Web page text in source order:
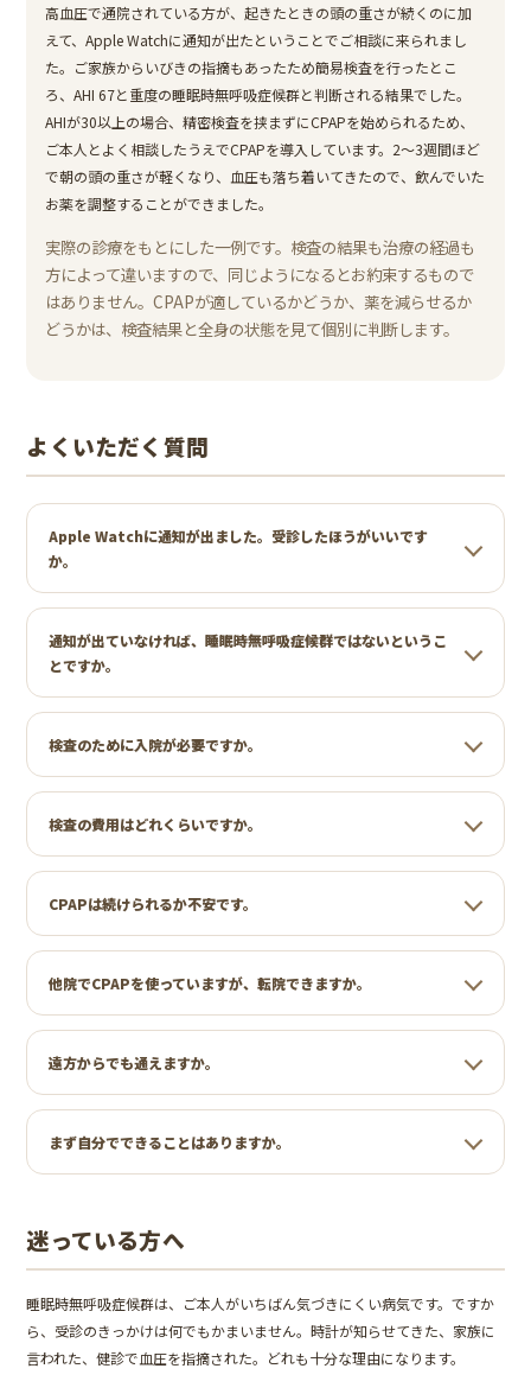
高血圧で通院されている方が、起きたときの頭の重さが続くのに加
えて、Apple Watchに通知が出たということでご相談に来られまし
た。ご家族からいびきの指摘もあったため簡易検査を行ったとこ
ろ、AHI 67と重度の睡眠時無呼吸症候群と判断される結果でした。
AHIが30以上の場合、精密検査を挟まずにCPAPを始められるため、
ご本人とよく相談したうえでCPAPを導入しています。2〜3週間ほど
で朝の頭の重さが軽くなり、血圧も落ち着いてきたので、飲んでいた
お薬を調整することができました。
実際の診療をもとにした一例です。検査の結果も治療の経過も
方によって違いますので、同じようになるとお約束するもので
はありません。CPAPが適しているかどうか、薬を減らせるか
どうかは、検査結果と全身の状態を見て個別に判断します。
よくいただく質問
Apple Watchに通知が出ました。受診したほうがいいです
か。
通知が出ていなければ、睡眠時無呼吸症候群ではないというこ
とですか。
検査のために入院が必要ですか。
検査の費用はどれくらいですか。
CPAPは続けられるか不安です。
他院でCPAPを使っていますが、転院できますか。
遠方からでも通えますか。
まず自分でできることはありますか。
迷っている方へ
睡眠時無呼吸症候群は、ご本人がいちばん気づきにくい病気です。ですか
ら、受診のきっかけは何でもかまいません。時計が知らせてきた、家族に
言われた、健診で血圧を指摘された。どれも十分な理由になります。